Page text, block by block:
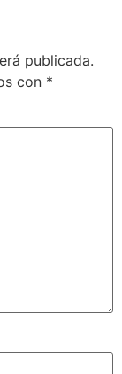
publicada.
con *